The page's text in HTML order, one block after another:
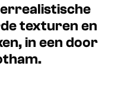
texturen en
in een door